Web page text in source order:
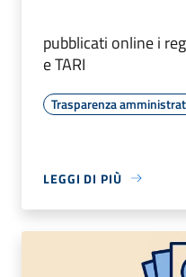
pubblicati online i
e TARI
Trasparenza
LEGGI DI PIÙ